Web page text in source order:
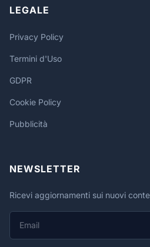
LEGALE
Privacy Policy
Termini d'Uso
GDPR
Cookie Policy
Pubblicità
NEWSLETTER
Ricevi aggiornamenti sui nuovi